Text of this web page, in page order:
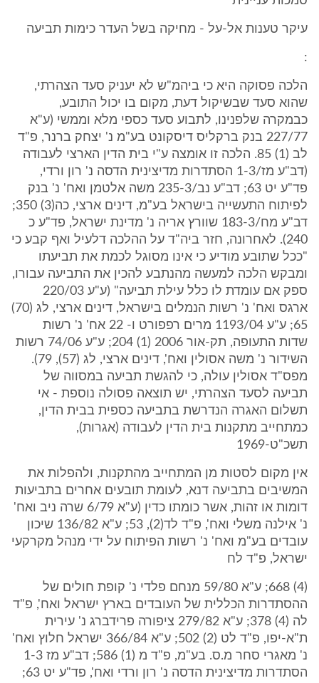
עיקר טענות אל-על - מחיקה בשל העדר כימות תביעה
:
הלכה פסוקה היא כי ביהמ"ש לא יעניק סעד הצהרתי,
שהוא סעד שבשיקול דעת, מקום בו יכול התובע,
כבמקרה שלפנינו, לתבוע סעד כספי מלא וממשי (ע"א
227/77 בנק ברקליס דיסקונט בע"מ נ' יצחק ברנר, פ"ד
לב (1) 85. הלכה זו אומצה ע"י בית הדין הארצי לעבודה
(דב"ע מז/1-3 הסתדרות מדיצינית הדסה נ' רון ורדי,
פד"ע יט 63; דב"ע נב/235-3 משה אלטמן ואח' נ' בנק
לפיתוח התעשייה בישראל בע"מ, דינים ארצי, כה(3) 350;
דב"ע מח/183-3 שוורץ אריה נ' מדינת ישראל, פד"ע כ
240). לאחרונה, חזר ביה"ד על ההלכה דלעיל ואף קבע כי
"ככל שתובע מודיע כי אינו מסוגל לכמת את תביעתו
ומבקש הלכה למעשה מהנתבע להכין את התביעה עבורו,
ספק אם עומדת לו כלל עילת תביעה" (ע"ע 220/03
ארגס ואח' נ' רשות הנמלים בישראל, דינים ארצי, לג (70)
65; ע"ע 1193/04 מרים רפפורט ו- 22 אח' נ' רשות
שדות התעופה, תק-אור 2006 (1) 204; ע"ע 74/06 רשות
השידור נ' משה אסולין ואח', דינים ארצי, לג (57), 79).
מפס"ד אסולין עולה, כי להגשת תביעה במסווה של
תביעה לסעד הצהרתי, יש תוצאה פסולה נוספת - אי
תשלום האגרה הנדרשת בתביעה כספית בבית הדין,
כמתחייב מתקנות בית הדין לעבודה (אגרות),
תשכ"ט-1969
אין מקום לסטות מן המתחייב מהתקנות, ולהפלות את
המשיבים בתביעה דנא, לעומת תובעים אחרים בתביעות
דומות או זהות, אשר כומתו כדין (ע"א 6/79 שרה ניב ואח'
נ' אילנה משלי ואח', פ"ד לד(2), 53; ע"א 136/82 שיכון
עובדים בע"מ ואח' נ' רשות הפיתוח על ידי מנהל מקרקעי
ישראל, פ"ד לח
(4) 668; ע"א 59/80 מנחם פלדי נ' קופת חולים של
ההסתדרות הכללית של העובדים בארץ ישראל ואח', פ"ד
לה (4) 378; ע"א 279/82 ציפורה פרידברג נ' עירית
ת"א-יפו, פ"ד לט (2) 502; ע"א 366/84 ישראל חלוץ ואח'
נ' מאגרי סחר מ.ס. בע"מ, פ"ד מ (1) 586; דב"ע מז 1-3
הסתדרות מדיצינית הדסה נ' רון ורדי ואח', פד"ע יט 63;